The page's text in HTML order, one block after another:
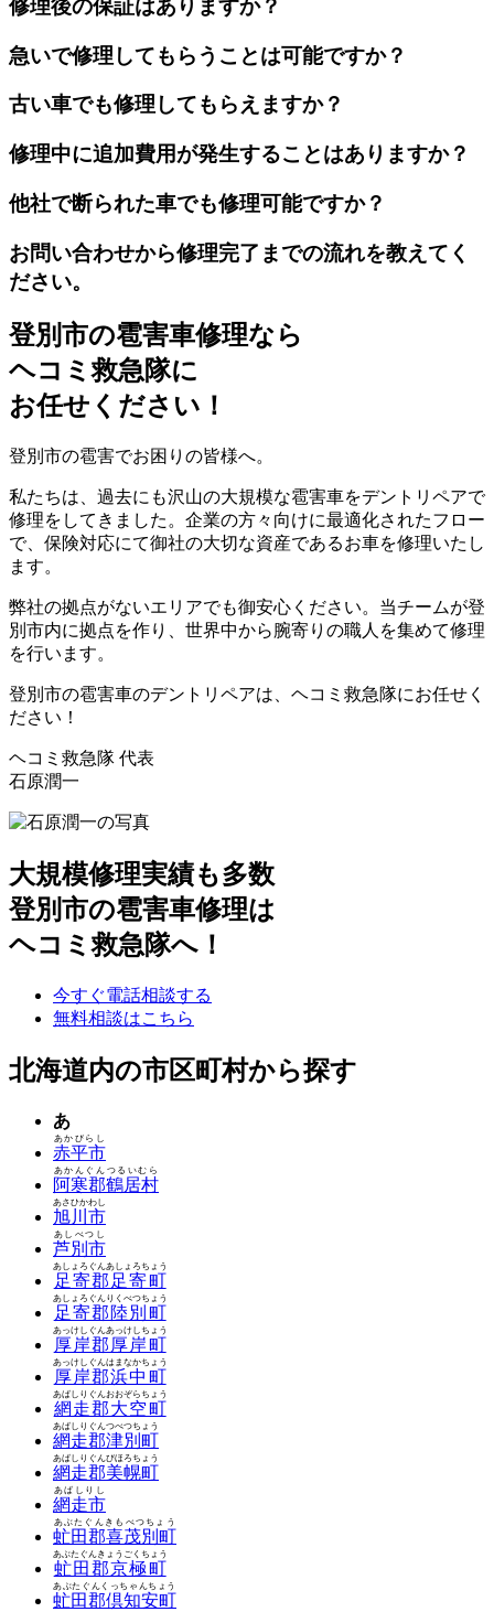
修理後の保証はありますか？
急いで修理してもらうことは可能ですか？
古い車でも修理してもらえますか？
修理中に追加費用が発生することはありますか？
他社で断られた車でも修理可能ですか？
お問い合わせから修理完了までの流れを教えてく
ださい。
登別市の雹害車修理なら
ヘコミ救急隊に
お任せください！
登別市の雹害でお困りの皆様へ。
私たちは、過去にも沢山の大規模な雹害車をデントリペアで
修理をしてきました。企業の方々向けに最適化されたフロー
で、保険対応にて御社の大切な資産であるお車を修理いたし
ます。
弊社の拠点がないエリアでも御安心ください。当チームが登
別市内に拠点を作り、世界中から腕寄りの職人を集めて修理
を行います。
登別市の雹害車のデントリペアは、ヘコミ救急隊にお任せく
ださい！
ヘコミ救急隊 代表
石原潤一
大規模修理実績も多数
登別市の雹害車修理は
ヘコミ救急隊へ！
今すぐ電話相談する
無料相談はこちら
北海道内の市区町村から探す
あ
赤平市
あかびらし
阿寒郡鶴居村
あかんぐんつるいむら
旭川市
あさひかわし
芦別市
あしべつし
足寄郡足寄町
あしょろぐんあしょろちょう
足寄郡陸別町
あしょろぐんりくべつちょう
厚岸郡厚岸町
あっけしぐんあっけしちょう
厚岸郡浜中町
あっけしぐんはまなかちょう
網走郡大空町
あばしりぐんおおぞらちょう
網走郡津別町
あばしりぐんつべつちょう
網走郡美幌町
あばしりぐんびほろちょう
網走市
あばしりし
虻田郡喜茂別町
あぶたぐんきもべつちょう
虻田郡京極町
あぶたぐんきょうごくちょう
虻田郡倶知安町
あぶたぐんくっちゃんちょう